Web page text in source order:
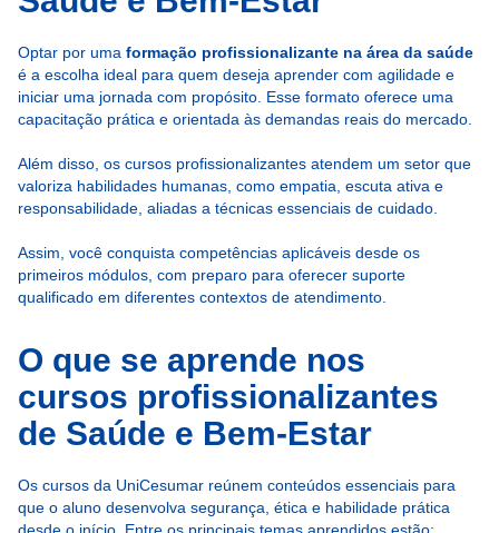
Optar por uma formação profissionalizante na área da saúde
é a escolha ideal para quem deseja aprender com agilidade e
iniciar uma jornada com propósito. Esse formato oferece uma
capacitação prática e orientada às demandas reais do mercado.
Além disso, os cursos profissionalizantes atendem um setor que
valoriza habilidades humanas, como empatia, escuta ativa e
responsabilidade, aliadas a técnicas essenciais de cuidado.
Assim, você conquista competências aplicáveis desde os
primeiros módulos, com preparo para oferecer suporte
qualificado em diferentes contextos de atendimento.
O que se aprende nos
cursos profissionalizantes
de Saúde e Bem-Estar
Os cursos da UniCesumar reúnem conteúdos essenciais para
que o aluno desenvolva segurança, ética e habilidade prática